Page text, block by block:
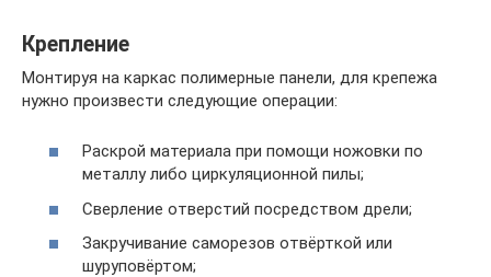
Крепление
Монтируя на каркас полимерные панели, для крепежа
нужно произвести следующие операции:
Раскрой материала при помощи ножовки по
металлу либо циркуляционной пилы;
Сверление отверстий посредством дрели;
Закручивание саморезов отвёрткой или
шуруповёртом;